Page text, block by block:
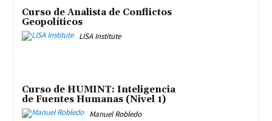
Curso de Analista de Conflictos
Geopolíticos
LISA Institute
Curso de HUMINT: Inteligencia
de Fuentes Humanas (Nivel 1)
Manuel Robledo